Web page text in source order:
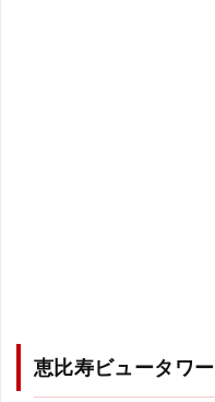
恵比寿ビュータワー